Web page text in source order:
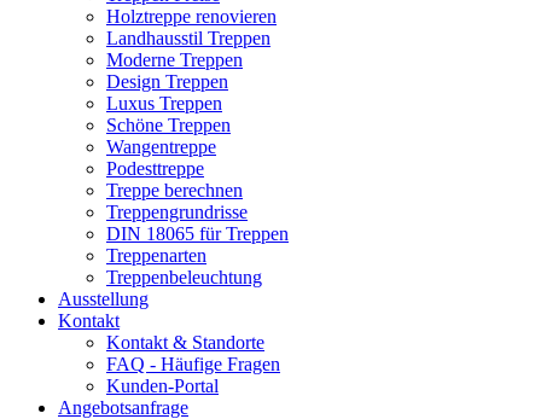
Holztreppe renovieren
Landhausstil Treppen
Moderne Treppen
Design Treppen
Luxus Treppen
Schöne Treppen
Wangentreppe
Podesttreppe
Treppe berechnen
Treppengrundrisse
DIN 18065 für Treppen
Treppenarten
Treppenbeleuchtung
Ausstellung
Kontakt
Kontakt & Standorte
FAQ - Häufige Fragen
Kunden-Portal
Angebotsanfrage